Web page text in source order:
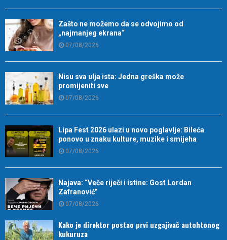
Zašto ne možemo da se odvojimo od
„najmanjeg ekrana“
07/08/2026
Nisu sva ulja ista: Jedna greška može
promijeniti sve
07/08/2026
Lipa Fest 2026 ulazi u novo poglavlje: Bileća
ponovo u znaku kulture, muzike i smijeha
07/08/2026
Najava: “Veče riječi i istine: Gost Lordan
Zafranović”
07/08/2026
Kako je direktor postao prvi uzgajivač autohtonog
kukuruza